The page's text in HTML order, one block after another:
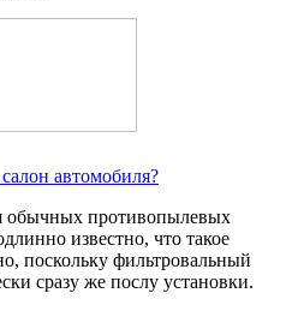
автомобиля?
обычных противопылевых
известно, что такое
поскольку фильтровальный
сразу же послу установки.